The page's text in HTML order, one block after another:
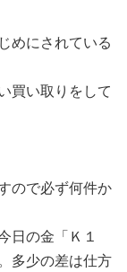
めにされている
買い取りをして
ので必ず何件か
日の金「Ｋ１
多少の差は仕方